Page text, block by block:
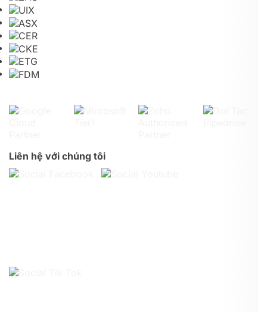
Liên hệ với chúng tôi